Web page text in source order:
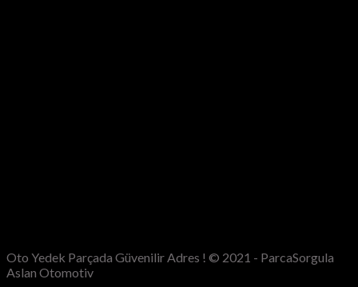
Oto Yedek Parçada Güvenilir Adres ! © 2021 - ParcaSorgula
Aslan Otomotiv